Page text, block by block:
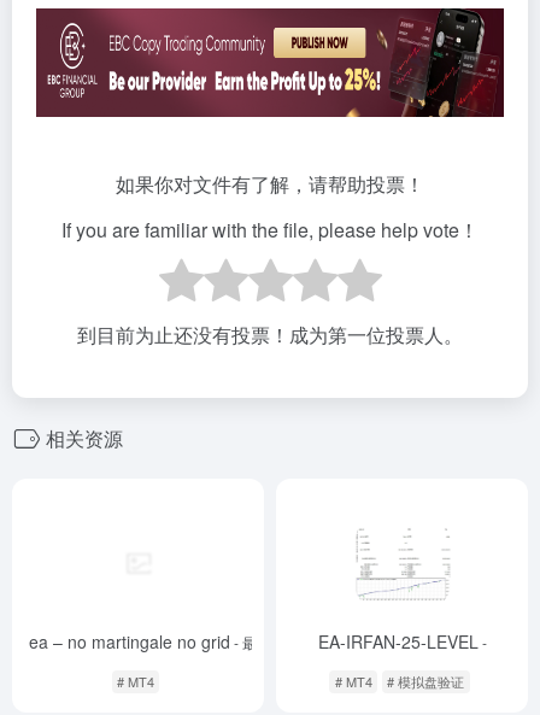
如果你对文件有了解，请帮助投票！
If you are familiar with the file, please help vote！
到目前为止还没有投票！成为第一位投票人。
相关资源
ea – no martingale no grid - 最新版
# MT4
EA-IRFAN-25-LEVEL -
# MT4 # 模拟盘验证